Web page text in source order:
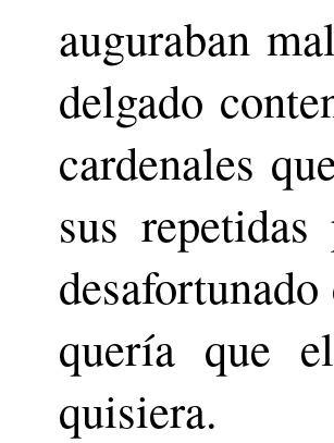
auguraban
delgado
cardenales
sus
quería que
quisiera.